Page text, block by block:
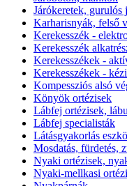
Járókeretek,
Karharisnyák, felső
Kerekesszék -
Kerekesszék
Kerekesszékek -
Kerekesszékek -
Kompessziós alsó
Könyök ortézisek
Lábfej ortézisek,
Lábfej specialisták
Látásgyakorlás
Mosdatás, fürdetés,
Nyaki ortézisek,
Nyaki-mellkasi